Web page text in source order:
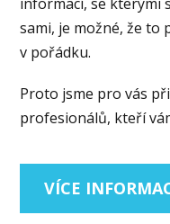
sami, je možné, že to
v pořádku.
Proto jsme pro vás
profesionálů, kteří
VÍCE